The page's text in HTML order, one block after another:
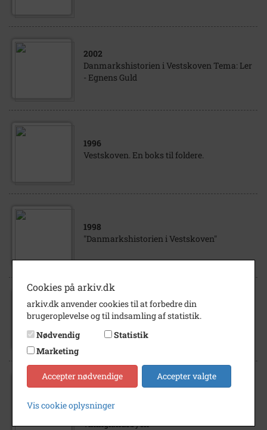
2002
Danmarkshistorien i Vestskoven Tema: Ler
- Egnens Guld
1996
Vestskoven. En boks til foldere.
1998
"Danmarkshistorien i Vestskoven"
2001
Danmarkshistorien i Vestskoven Tema:
Flittige Hænder- broderier-historisk set
Sted: Ole Rømer Museet
1999
Danmarkshistorien i vestskoven 6 juni
1999- Tema:kunst og videnskab i
middelalderen ved Ole Rømer Museet og
vikinglandsbyen
Cookies på arkiv.dk
arkiv.dk anvender cookies til at forbedre din
brugeroplevelse og til indsamling af statistik.
Nødvendig
Statistik
Marketing
Accepter nødvendige Accepter valgte
Vis cookie oplysninger